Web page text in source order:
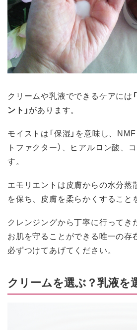
クリームや乳液でできるケアには
ント」があります。
モイストは「保湿」を意味し、
トファクター）、ヒアルロン酸、
す。
エモリエントは皮膚からの水分蒸
を保ち、皮膚を柔らかくすること
クレンジングから丁寧に行ってき
お肌を守ることができる唯一の存
必ずつけてあげてください。
クリームを選ぶ？乳液を